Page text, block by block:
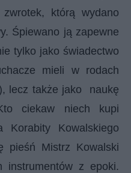
którą wydano
Śpiewano ją zapewne
tylko jako świadectwo
mieli w rodach
lecz także jako naukę
ciekaw niech kupi
Korabity Kowalskiego
pieśń Mistrz Kowalski
instrumentów z epoki.